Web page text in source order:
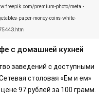
premium-photo/metal-
paper-money-coins-white-
с домашней кухней
заведений с доступными
столовая «Ем и ем»
97 рублей за 100 грамм.